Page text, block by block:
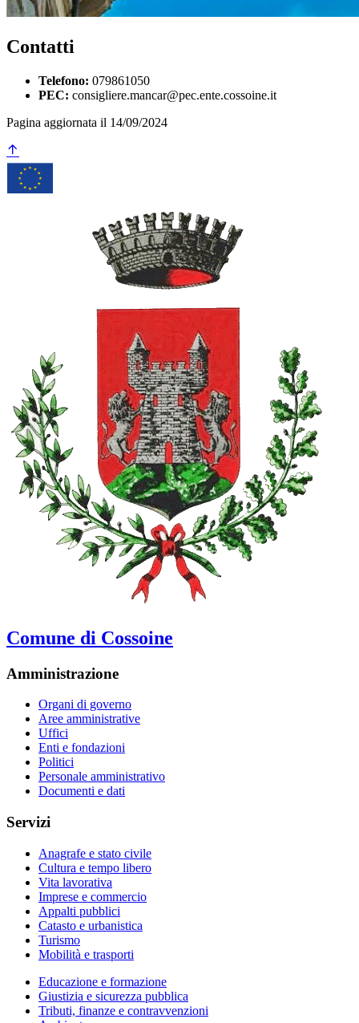
Contatti
Telefono: 079861050
PEC: consigliere.mancar@pec.ente.cossoine.it
Pagina aggiornata il 14/09/2024
Comune di Cossoine
Amministrazione
Organi di governo
Aree amministrative
Uffici
Enti e fondazioni
Politici
Personale amministrativo
Documenti e dati
Servizi
Anagrafe e stato civile
Cultura e tempo libero
Vita lavorativa
Imprese e commercio
Appalti pubblici
Catasto e urbanistica
Turismo
Mobilità e trasporti
Educazione e formazione
Giustizia e sicurezza pubblica
Tributi, finanze e contravvenzioni